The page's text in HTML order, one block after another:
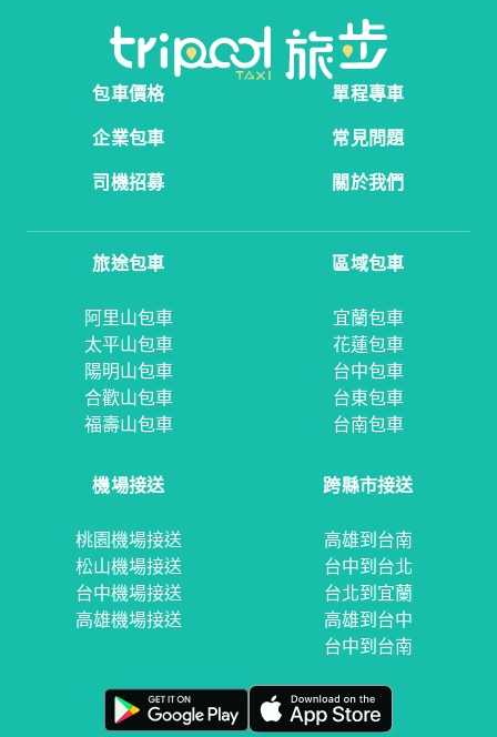
包車價格
單程專車
企業包車
常見問題
司機招募
關於我們
旅途包車
阿里山包車
太平山包車
陽明山包車
合歡山包車
福壽山包車
區域包車
宜蘭包車
花蓮包車
台中包車
台東包車
台南包車
機場接送
桃園機場接送
松山機場接送
台中機場接送
高雄機場接送
跨縣市接送
高雄到台南
台中到台北
台北到宜蘭
高雄到台中
台中到台南